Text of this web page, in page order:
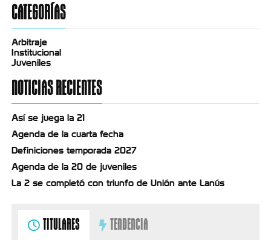
CATEGORÍAS
Arbitraje
Institucional
Juveniles
NOTICIAS RECIENTES
Así se juega la 21
Agenda de la cuarta fecha
Definiciones temporada 2027
Agenda de la 20 de juveniles
La 2 se completó con triunfo de Unión ante Lanús
TITULARES TENDENCIA